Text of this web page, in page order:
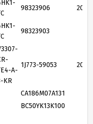
98323906 2008
98323903
A-
KR
1J773-59053 2016
CA186M07A131
BC50YK13K100